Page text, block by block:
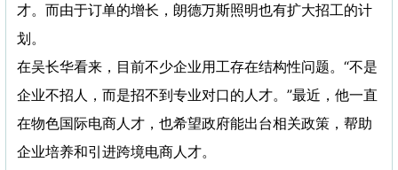
才。而由于订单的增长，朗德万斯照明也有扩大招工的计
划。
在吴长华看来，目前不少企业用工存在结构性问题。“不是
企业不招人，而是招不到专业对口的人才。”最近，他一直
在物色国际电商人才，也希望政府能出台相关政策，帮助
企业培养和引进跨境电商人才。